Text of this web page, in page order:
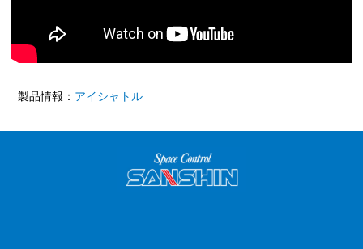
製品情報： アイシャトル